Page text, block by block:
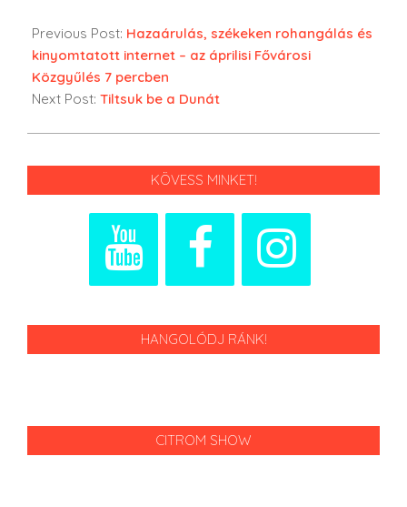
Previous Post: Hazaárulás, székeken rohangálás és
kinyomtatott internet – az áprilisi Fővárosi
Közgyűlés 7 percben
Next Post: Tiltsuk be a Dunát
KÖVESS MINKET!
HANGOLÓDJ RÁNK!
CITROM SHOW